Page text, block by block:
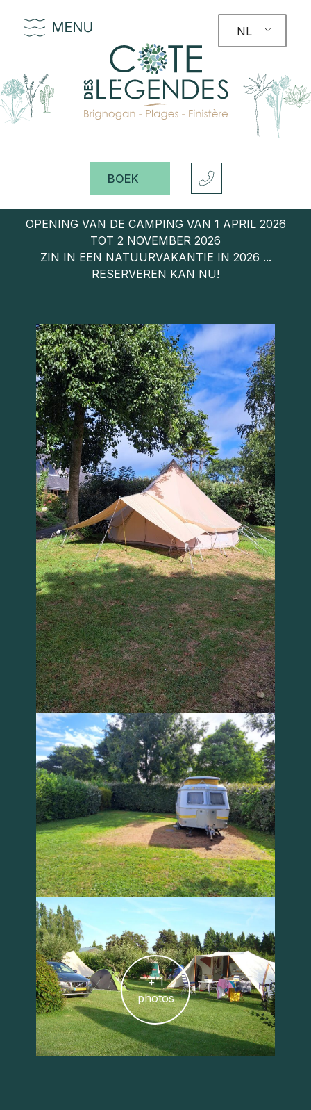
NL
BOEK
OPENING VAN DE CAMPING VAN 1 APRIL 2026
TOT 2 NOVEMBER 2026
ZIN IN EEN NATUURVAKANTIE IN 2026 ...
RESERVEREN KAN NU!
+ 1
photos